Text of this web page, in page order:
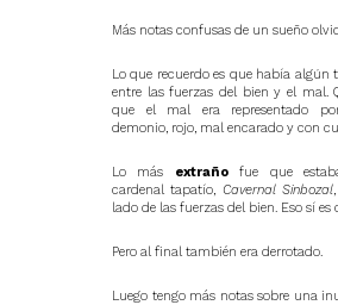
Más notas confusas de un sueño
Lo que recuerdo es que había algún
entre las fuerzas del bien y el mal.
que el mal era representado
demonio, rojo, mal encarado y con
Lo más extrañofue que
cardenal tapatío, Cavernal Sinbozal
lado de las fuerzas del bien. Eso sí es
Pero al final también era derrotado.
Luego tengo más notas sobre una